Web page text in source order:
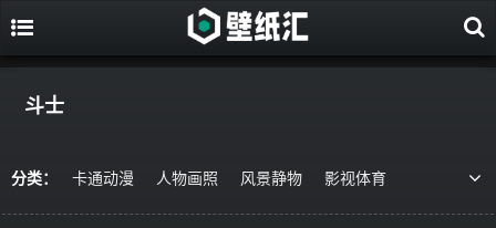
斗士
分类： 卡通动漫 人物画照 风景静物
影视体育